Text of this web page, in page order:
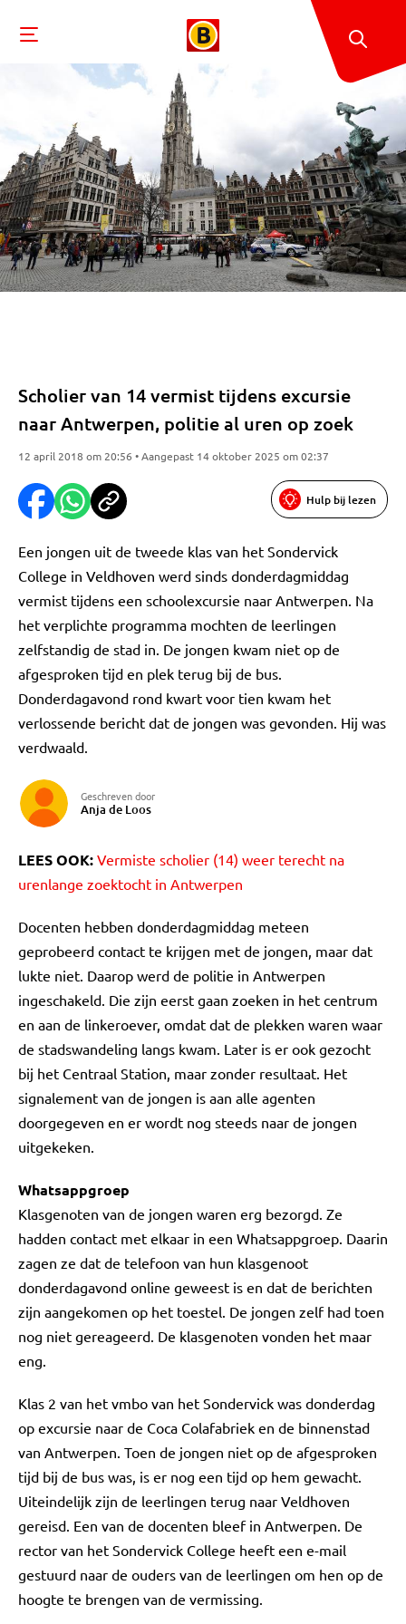
Scholier van 14 vermist tijdens excursie
naar Antwerpen, politie al uren op zoek
12 april 2018 om 20:56 • Aangepast 14 oktober 2025 om 02:37
Hulp bij lezen
Een jongen uit de tweede klas van het Sondervick
College in Veldhoven werd sinds donderdagmiddag
vermist tijdens een schoolexcursie naar Antwerpen. Na
het verplichte programma mochten de leerlingen
zelfstandig de stad in. De jongen kwam niet op de
afgesproken tijd en plek terug bij de bus.
Donderdagavond rond kwart voor tien kwam het
verlossende bericht dat de jongen was gevonden. Hij was
verdwaald.
Geschreven door
Anja de Loos
LEES OOK: Vermiste scholier (14) weer terecht na
urenlange zoektocht in Antwerpen
Docenten hebben donderdagmiddag meteen
geprobeerd contact te krijgen met de jongen, maar dat
lukte niet. Daarop werd de politie in Antwerpen
ingeschakeld. Die zijn eerst gaan zoeken in het centrum
en aan de linkeroever, omdat dat de plekken waren waar
de stadswandeling langs kwam. Later is er ook gezocht
bij het Centraal Station, maar zonder resultaat. Het
signalement van de jongen is aan alle agenten
doorgegeven en er wordt nog steeds naar de jongen
uitgekeken.
Whatsappgroep
Klasgenoten van de jongen waren erg bezorgd. Ze
hadden contact met elkaar in een Whatsappgroep. Daarin
zagen ze dat de telefoon van hun klasgenoot
donderdagavond online geweest is en dat de berichten
zijn aangekomen op het toestel. De jongen zelf had toen
nog niet gereageerd. De klasgenoten vonden het maar
eng.
Klas 2 van het vmbo van het Sondervick was donderdag
op excursie naar de Coca Colafabriek en de binnenstad
van Antwerpen. Toen de jongen niet op de afgesproken
tijd bij de bus was, is er nog een tijd op hem gewacht.
Uiteindelijk zijn de leerlingen terug naar Veldhoven
gereisd. Een van de docenten bleef in Antwerpen. De
rector van het Sondervick College heeft een e-mail
gestuurd naar de ouders van de leerlingen om hen op de
hoogte te brengen van de vermissing.